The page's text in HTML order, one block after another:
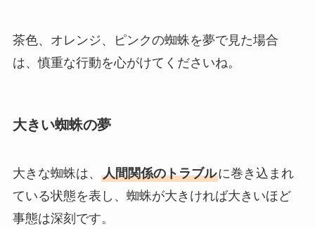
茶色、オレンジ、ピンクの蜘蛛を夢で見た場合
は、慎重な行動を心がけてくださいね。
大きい蜘蛛の夢
大きな蜘蛛は、 人間関係のトラブルに巻き込まれ
ている状態を表し、蜘蛛が大きければ大きいほど
事態は深刻です。